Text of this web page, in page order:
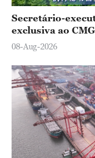
Secretário-
exclusiva ao CMG
08-Aug-2026